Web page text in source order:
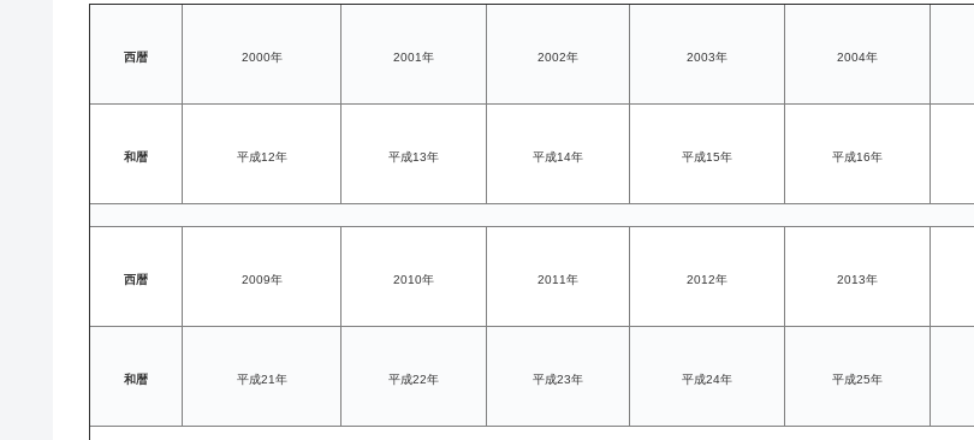
西暦 2000年 2001年 2002年 2003年 2004年
和暦 平成12年 平成13年 平成14年 平成15年 平成16年
西暦 2009年 2010年 2011年 2012年 2013年
和暦 平成21年 平成22年 平成23年 平成24年 平成25年